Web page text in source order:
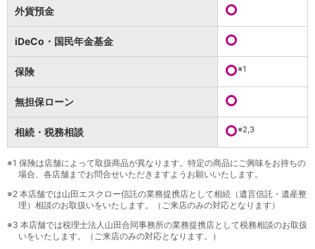
就業不能保険
海外旅行保険
国内旅行傷害保険
スマホ保険
傷害保険
介護保険
カード
クレジットカード
デビットカード
インターネットバンキング
アプリ
イオン銀行アプリTOP
通帳アプリ
イオン銀行PayB
イオングループアプリ
外貨預金
iDeCo・国民年金基金
保険 ※1
無担保ローン
相続・税務相談 ※2,3
※1 保険は店舗によって取扱商品が異なります。特定の商品にご興味をお持ちの
場合、各店舗までお問合せいただきますようお願いいたします。
※2 本店舗では山田エスクロー信託の業務提携店として相続（遺言信託・遺産整
理）相談のお取扱いをいたします。（ご来店のみの対応となります）
※3 本店舗では税理士法人山田合同事務所の業務提携店として税務相談のお取扱
いをいたします。（ご来店のみの対応となります。）